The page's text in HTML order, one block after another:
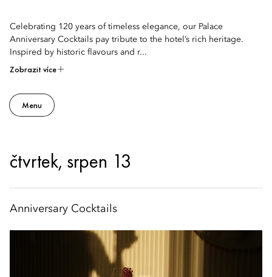
Celebrating 120 years of timeless elegance, our Palace
Anniversary Cocktails pay tribute to the hotel’s rich heritage.
Inspired by historic flavours and r...
Zobrazit více
Menu
čtvrtek, srpen 13
Anniversary Cocktails